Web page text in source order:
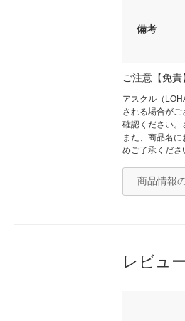
備考
ご注意【免責
アスクル（
される場合が
確認ください。
また、商品名
めご了承くださ
商品情報
レビュー